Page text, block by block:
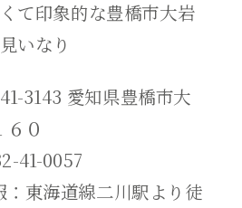
て印象的な豊橋市大岩
いなり
3143 愛知県豊橋市大
０
41-0057
：東海道線二川駅より徒